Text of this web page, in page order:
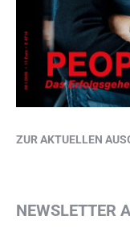
ZUR AKTUELLEN
NEWSLETTER